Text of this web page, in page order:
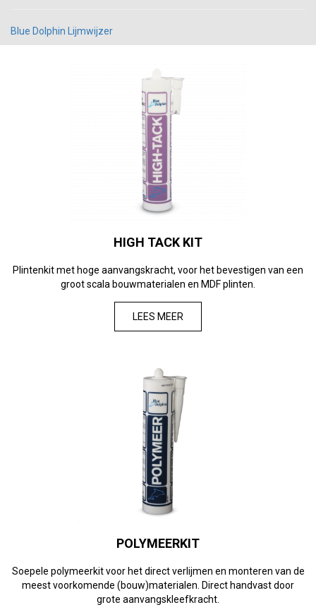
Blue Dolphin Lijmwijzer
HIGH TACK KIT
Plintenkit met hoge aanvangskracht, voor het bevestigen van een
groot scala bouwmaterialen en MDF plinten.
LEES MEER
POLYMEERKIT
Soepele polymeerkit voor het direct verlijmen en monteren van de
meest voorkomende (bouw)materialen. Direct handvast door
grote aanvangskleefkracht.